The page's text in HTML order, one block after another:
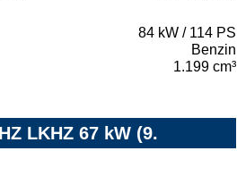
84 kW / 114 PS
Benzin
1.199 cm³
LKHZ 67 kW (9.